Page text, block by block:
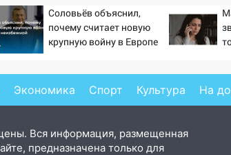
Соловьёв объяснил,
почему считает новую
крупную войну в Европе
Экономика Спорт Культура На
Вся информация, размещенная
предназначена только для